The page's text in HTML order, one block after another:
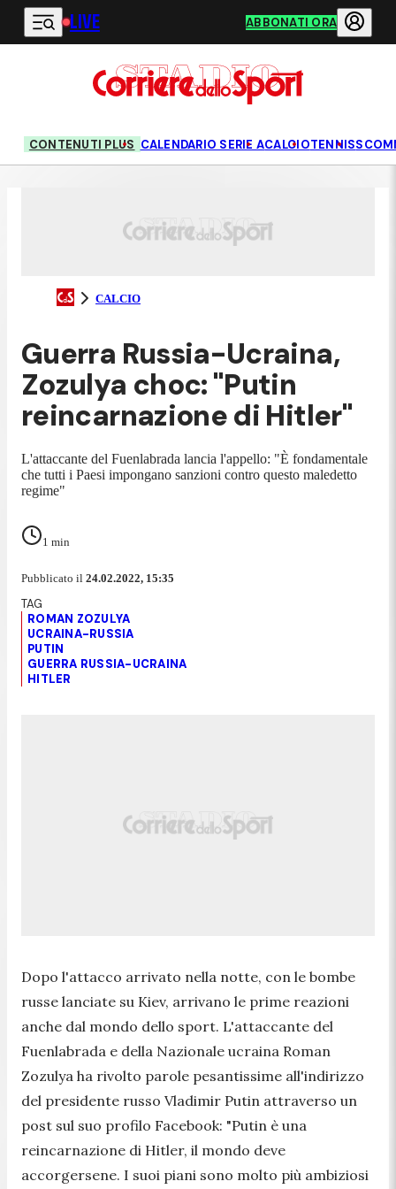
Vai al contenuto principale
LIVE ABBONATI ORA
CONTENUTI PLUS CALENDARIO SERIE ACALCIOTENNIS
CALCIO
Guerra Russia-Ucraina,
Zozulya choc: "Putin
reincarnazione di Hitler"
L'attaccante del Fuenlabrada lancia l'appello: "È fondamentale
che tutti i Paesi impongano sanzioni contro questo maledetto
regime"
1 min
Pubblicato il 24.02.2022, 15:35
ROMAN ZOZULYA
UCRAINA-RUSSIA
PUTIN
GUERRA RUSSIA-UCRAINA
HITLER
Dopo l'attacco arrivato nella notte, con le bombe
russe lanciate su Kiev, arrivano le prime reazioni
anche dal mondo dello sport. L'attaccante del
Fuenlabrada e della Nazionale ucraina Roman
Zozulya ha rivolto parole pesantissime all'indirizzo
del presidente russo Vladimir Putin attraverso un
post sul suo profilo Facebook: "Putin è una
reincarnazione di Hitler, il mondo deve
accorgersene. I suoi piani sono molto più ambiziosi